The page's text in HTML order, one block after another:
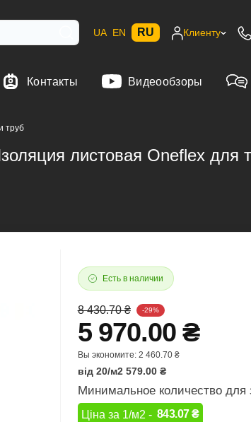
UA EN RU Клиенту
Контакты Видеообзоры
труб
листовая Oneflex для
Есть в наличии
8 430.70 ₴ -29%
5 970.00 ₴
Вы экономите: 2 460.70 ₴
від 20/м2 579.00 ₴
Минимальное количество для
Ціна за 1/м2 -843.07 ₴